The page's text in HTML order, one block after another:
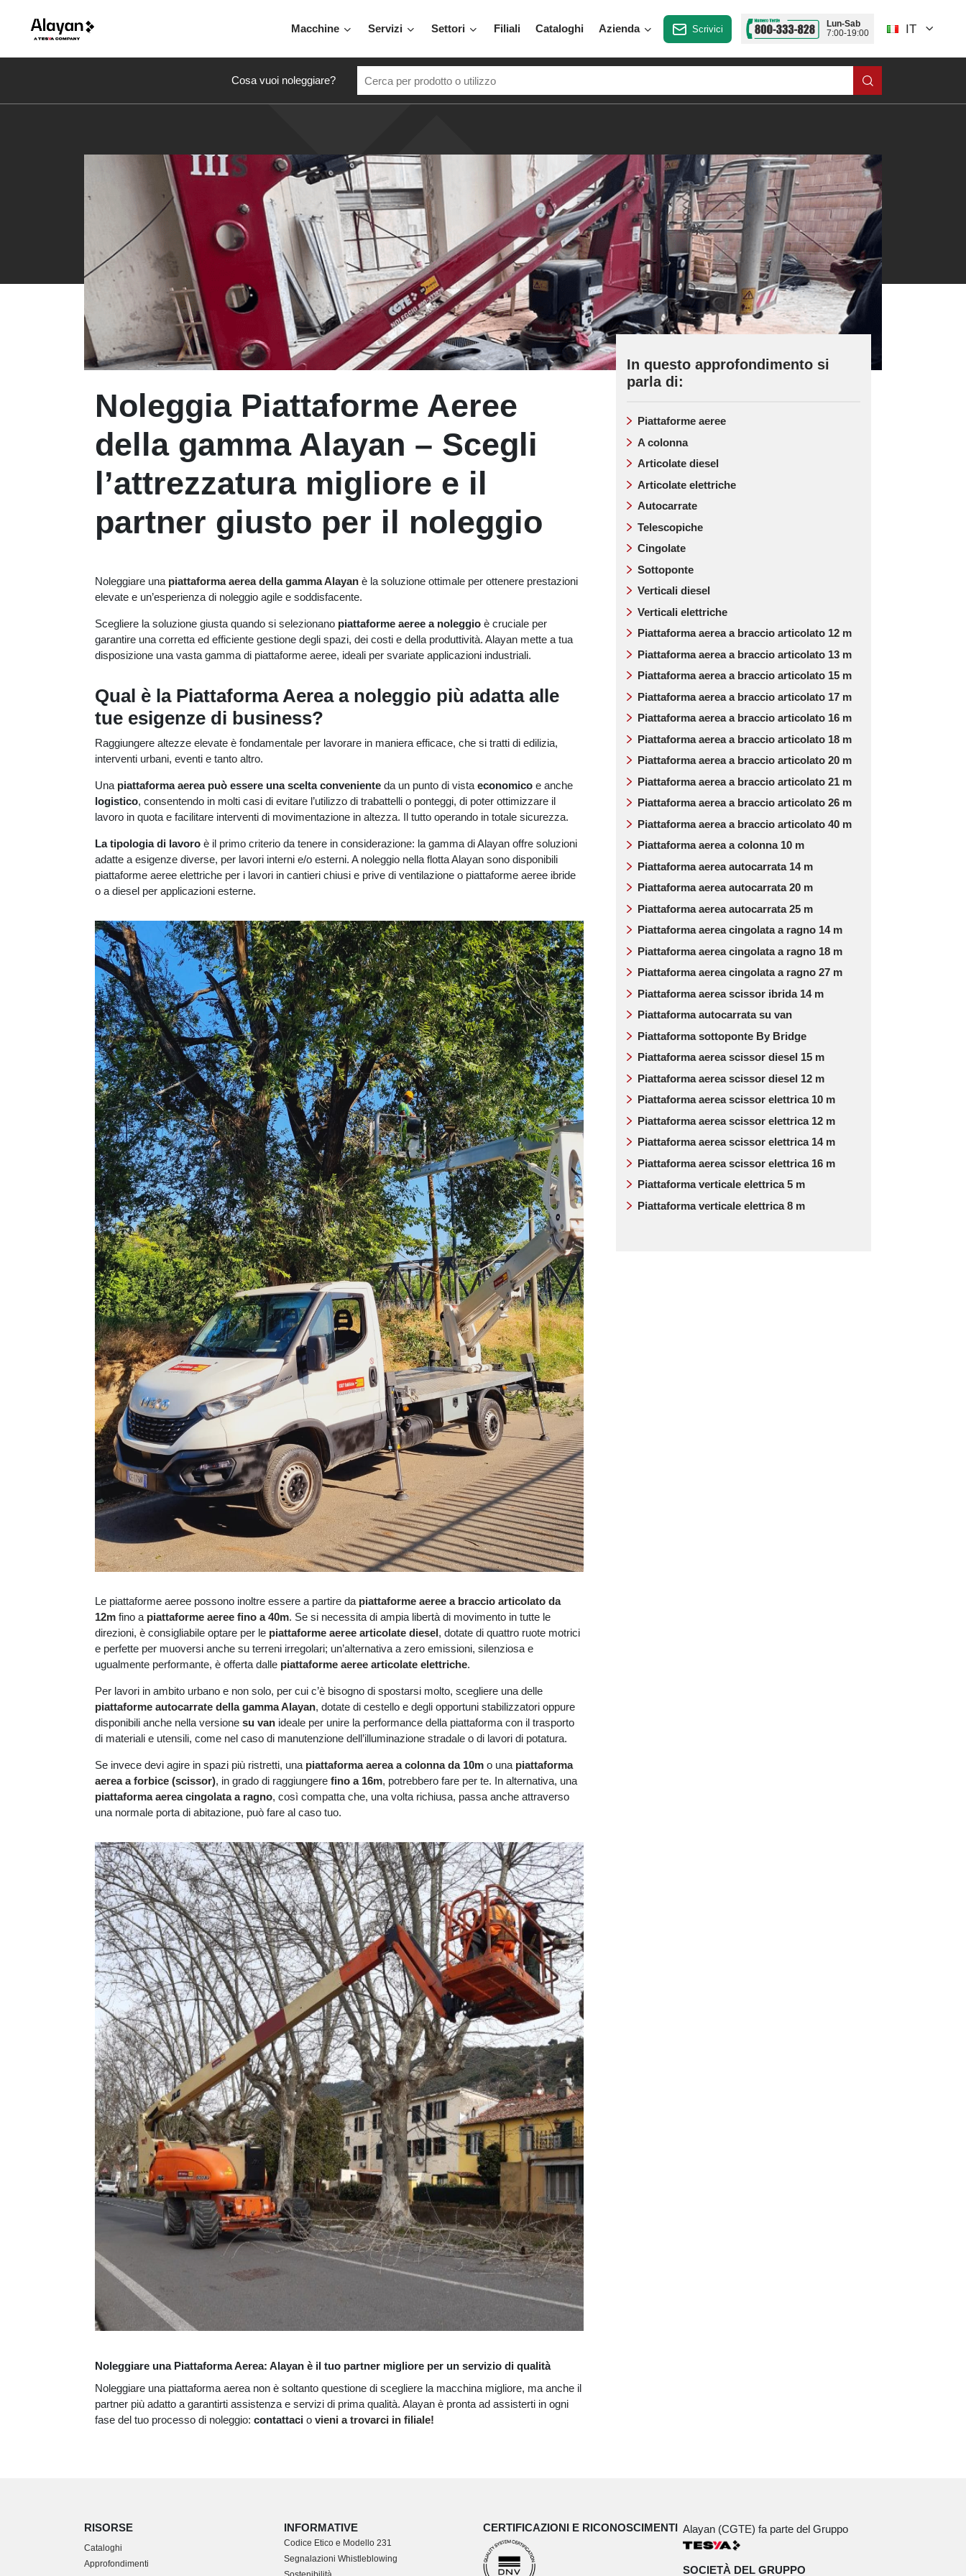
Macchine Servizi Settori Filiali Cataloghi Azienda Scrivici
Lun-Sab
7:00-19:00
IT
Cosa vuoi noleggiare?
In questo approfondimento si
parla di:
Piattaforme aeree
A colonna
Articolate diesel
Articolate elettriche
Autocarrate
Telescopiche
Cingolate
Sottoponte
Verticali diesel
Verticali elettriche
Piattaforma aerea a braccio articolato 12 m
Piattaforma aerea a braccio articolato 13 m
Piattaforma aerea a braccio articolato 15 m
Piattaforma aerea a braccio articolato 17 m
Piattaforma aerea a braccio articolato 16 m
Piattaforma aerea a braccio articolato 18 m
Piattaforma aerea a braccio articolato 20 m
Piattaforma aerea a braccio articolato 21 m
Piattaforma aerea a braccio articolato 26 m
Piattaforma aerea a braccio articolato 40 m
Piattaforma aerea a colonna 10 m
Piattaforma aerea autocarrata 14 m
Piattaforma aerea autocarrata 20 m
Piattaforma aerea autocarrata 25 m
Piattaforma aerea cingolata a ragno 14 m
Piattaforma aerea cingolata a ragno 18 m
Piattaforma aerea cingolata a ragno 27 m
Piattaforma aerea scissor ibrida 14 m
Piattaforma autocarrata su van
Piattaforma sottoponte By Bridge
Piattaforma aerea scissor diesel 15 m
Piattaforma aerea scissor diesel 12 m
Piattaforma aerea scissor elettrica 10 m
Piattaforma aerea scissor elettrica 12 m
Piattaforma aerea scissor elettrica 14 m
Piattaforma aerea scissor elettrica 16 m
Piattaforma verticale elettrica 5 m
Piattaforma verticale elettrica 8 m
Noleggia Piattaforme Aeree
della gamma Alayan – Scegli
l’attrezzatura migliore e il
partner giusto per il noleggio
Noleggiare una piattaforma aerea della gamma Alayan è la soluzione ottimale per ottenere prestazioni
elevate e un’esperienza di noleggio agile e soddisfacente.
Scegliere la soluzione giusta quando si selezionano piattaforme aeree a noleggio è cruciale per
garantire una corretta ed efficiente gestione degli spazi, dei costi e della produttività. Alayan mette a tua
disposizione una vasta gamma di piattaforme aeree, ideali per svariate applicazioni industriali.
Qual è la Piattaforma Aerea a noleggio più adatta alle
tue esigenze di business?
Raggiungere altezze elevate è fondamentale per lavorare in maniera efficace, che si tratti di edilizia,
interventi urbani, eventi e tanto altro.
Una piattaforma aerea può essere una scelta conveniente da un punto di vista economico e anche
logistico, consentendo in molti casi di evitare l’utilizzo di trabattelli o ponteggi, di poter ottimizzare il
lavoro in quota e facilitare interventi di movimentazione in altezza. Il tutto operando in totale sicurezza.
La tipologia di lavoro è il primo criterio da tenere in considerazione: la gamma di Alayan offre soluzioni
adatte a esigenze diverse, per lavori interni e/o esterni. A noleggio nella flotta Alayan sono disponibili
piattaforme aeree elettriche per i lavori in cantieri chiusi e prive di ventilazione o piattaforme aeree ibride
o a diesel per applicazioni esterne.
Le piattaforme aeree possono inoltre essere a partire da piattaforme aeree a braccio articolato da
12m fino a piattaforme aeree fino a 40m. Se si necessita di ampia libertà di movimento in tutte le
direzioni, è consigliabile optare per le piattaforme aeree articolate diesel, dotate di quattro ruote motrici
e perfette per muoversi anche su terreni irregolari; un’alternativa a zero emissioni, silenziosa e
ugualmente performante, è offerta dalle piattaforme aeree articolate elettriche.
Per lavori in ambito urbano e non solo, per cui c’è bisogno di spostarsi molto, scegliere una delle
piattaforme autocarrate della gamma Alayan, dotate di cestello e degli opportuni stabilizzatori oppure
disponibili anche nella versione su van ideale per unire la performance della piattaforma con il trasporto
di materiali e utensili, come nel caso di manutenzione dell’illuminazione stradale o di lavori di potatura.
Se invece devi agire in spazi più ristretti, una piattaforma aerea a colonna da 10m o una piattaforma
aerea a forbice (scissor), in grado di raggiungere fino a 16m, potrebbero fare per te. In alternativa, una
piattaforma aerea cingolata a ragno, così compatta che, una volta richiusa, passa anche attraverso
una normale porta di abitazione, può fare al caso tuo.
Noleggiare una Piattaforma Aerea: Alayan è il tuo partner migliore per un servizio di qualità
Noleggiare una piattaforma aerea non è soltanto questione di scegliere la macchina migliore, ma anche il
partner più adatto a garantirti assistenza e servizi di prima qualità. Alayan è pronta ad assisterti in ogni
fase del tuo processo di noleggio: contattaci o vieni a trovarci in filiale!
RISORSE
Cataloghi
Approfondimenti
INFORMATIVE
Codice Etico e Modello 231
Segnalazioni Whistleblowing
CERTIFICAZIONI E RICONOSCIMENTI Alayan (CGTE) fa parte del Gruppo
SOCIETÀ DEL GRUPPO